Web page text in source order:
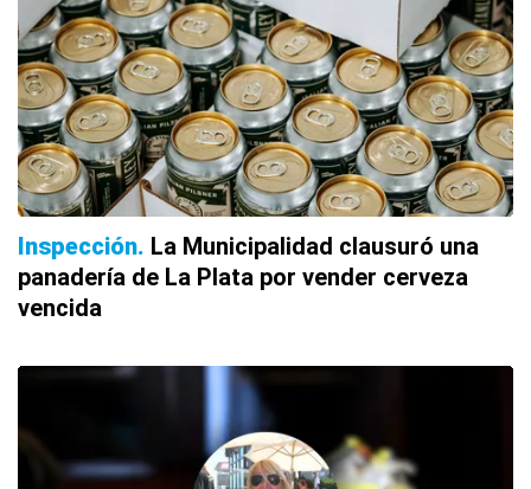
Inspección La Municipalidad clausuró una
panadería de La Plata por vender cerveza
vencida